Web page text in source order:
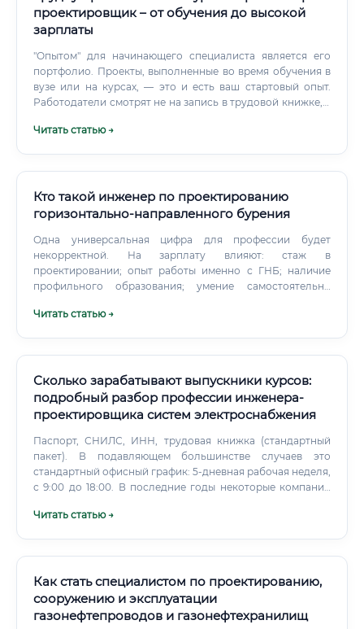
направлении. Сравнительная таблица карьерных
траекторий Путь в профессию: с чего начать обучение и
как быстро его освоить?
проектировщик – от обучения до высокой
зарплаты
"Опытом" для начинающего специалиста является его
портфолио. Проекты, выполненные во время обучения в
вузе или на курсах, — это и есть ваш стартовый опыт.
Работодатели смотрят не на запись в трудовой книжке, а
портфолио.
Читать статью →
Кто такой инженер по проектированию
горизонтально-направленного бурения
Одна универсальная цифра для профессии будет
некорректной. На зарплату влияют: стаж в
проектировании; опыт работы именно с ГНБ; наличие
профильного образования; умение самостоятельно
готовность к командировкам; допуски и дополнительные
по российскому рынку может выглядеть так: Диапазоны
примерные.
Читать статью →
Сколько зарабатывают выпускники курсов:
подробный разбор профессии инженера-
проектировщика систем электроснабжения
Паспорт, СНИЛС, ИНН, трудовая книжка (стандартный
пакет). В подавляющем большинстве случаев это
стандартный офисный график: 5-дневная рабочая неделя,
с 9:00 до 18:00. В последние годы некоторые компании
удаленная работа встречается редко из-за
Читать статью →
Как стать специалистом по проектированию,
сооружению и эксплуатации
газонефтепроводов и газонефтехранилищ